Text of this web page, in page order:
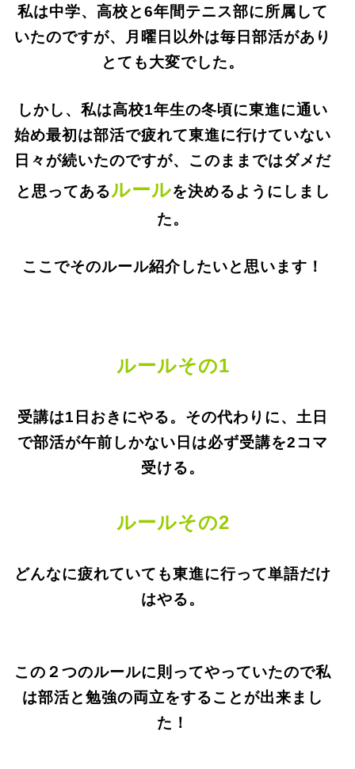
私は中学、高校と6年間テニス部に所属して
いたのですが、月曜日以外は毎日部活があり
とても大変でした。
しかし、私は高校1年生の冬頃に東進に通い
始め最初は部活で疲れて東進に行けていない
日々が続いたのですが、このままではダメだ
と思ってあるルールを決めるようにしまし
た。
ここでそのルール紹介したいと思います！
ルールその1
受講は1 日おきにやる。その代わりに、土日
で部活が午前しかない日は必ず受講を2コマ
受ける。
ルールその2
どんなに疲れていても東進に行って単語だけ
はやる。
この２つのルールに則ってやっていたので私
は部活と勉強の両立をすることが出来まし
た！